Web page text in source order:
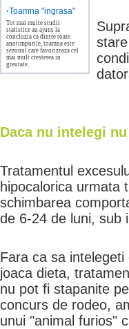
·Toamna "ingrasa"
Tot mai multe studii
statistice au ajuns la
concluzia ca dintre toate
anotimpurile, toamna este
sezonul care favorizeaza cel
mai mult cresterea in
greutate.
Daca nu intelegi
Tratamentul
hipocalorica urmata
schimbarea
de 6-24 de luni, sub
Fara ca sa
joaca dieta,
nu pot fi stapanite
concurs de rodeo,
unui "animal furios"